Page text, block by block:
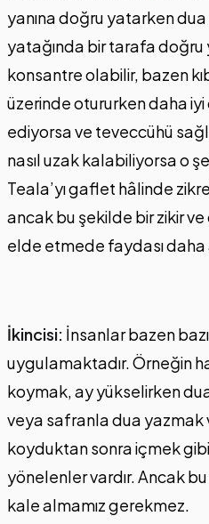
yanına doğru yatarken
yatağında bir tarafa
konsantre olabilir, bazen
üzerinde otururken daha
ediyorsa ve teveccühü
nasıl uzak kalabiliyorsa o
Teala’yı gaflet hâlinde
ancak bu şekilde bir zikir ve
elde etmede faydası daha
İkincisi: İnsanlar bazen
uygulamaktadır. Örneğin
koymak, ay yükselirken
veya safranla dua yazmak
koyduktan sonra içmek
yönelenler vardır. Ancak
kale almamız gerekmez.